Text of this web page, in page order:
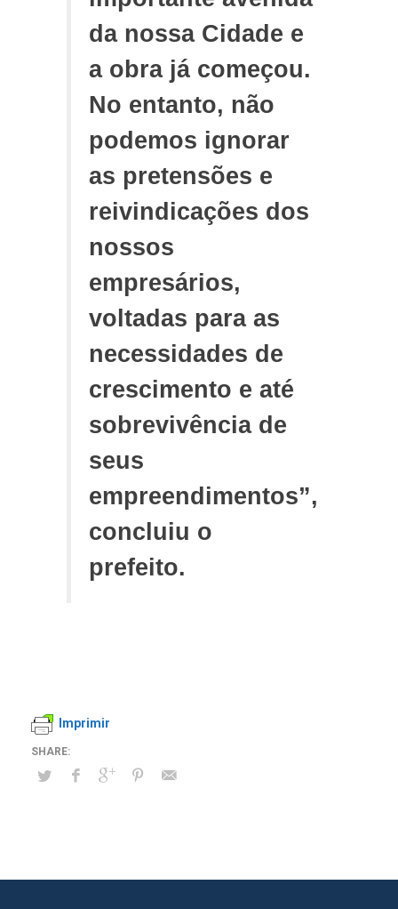
da nossa Cidade e
a obra já começou.
No entanto, não
podemos ignorar
as pretensões e
reivindicações dos
nossos
empresários,
voltadas para as
necessidades de
crescimento e até
sobrevivência de
seus
empreendimentos”,
concluiu o
prefeito.
Imprimir